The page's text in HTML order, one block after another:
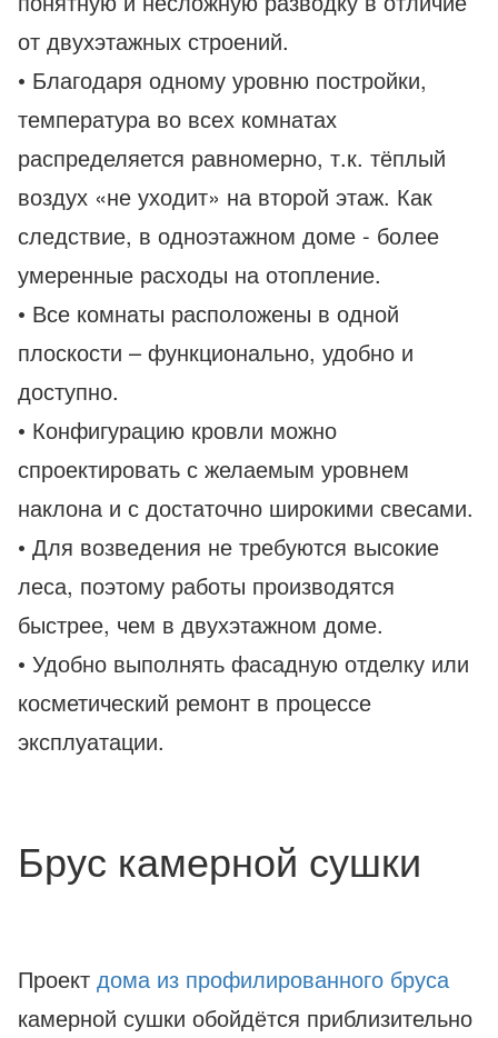
от двухэтажных строений.
• Благодаря одному уровню постройки,
температура во всех комнатах
распределяется равномерно, т.к. тёплый
воздух «не уходит» на второй этаж. Как
следствие, в одноэтажном доме - более
умеренные расходы на отопление.
• Все комнаты расположены в одной
плоскости – функционально, удобно и
доступно.
• Конфигурацию кровли можно
спроектировать с желаемым уровнем
наклона и с достаточно широкими свесами.
• Для возведения не требуются высокие
леса, поэтому работы производятся
быстрее, чем в двухэтажном доме.
• Удобно выполнять фасадную отделку или
косметический ремонт в процессе
эксплуатации.
Брус камерной сушки
Проект дома из профилированного бруса
камерной сушки обойдётся приблизительно